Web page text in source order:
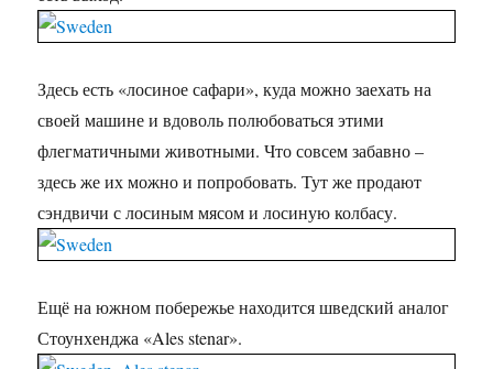
Здесь есть «лосиное сафари», куда можно заехать на
своей машине и вдоволь полюбоваться этими
флегматичными животными. Что совсем забавно –
здесь же их можно и попробовать. Тут же продают
сэндвичи с лосиным мясом и лосиную колбасу.
Ещё на южном побережье находится шведский аналог
Стоунхенджа «Ales stenar».